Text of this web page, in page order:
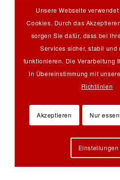
Unsere Webseite
Cookies. Durch das
sorgen Sie dafür, dass bei
Services sicher, stabil und
funktionieren. Die Verarbeitung
in Übereinstimmung mit
Richtlinien
Akzeptieren Nur
Einstellungen